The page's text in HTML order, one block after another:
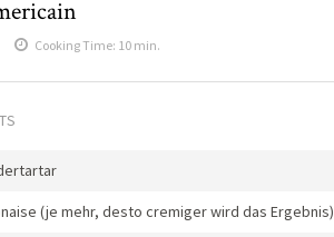
Cooking Time: 10 min.
(je mehr, desto cremiger wird das Ergebnis)